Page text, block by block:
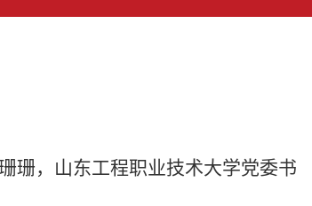
珊，山东工程职业技术大学党委书